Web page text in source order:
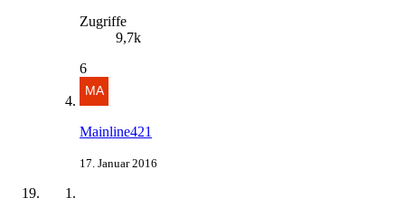
Zugriffe
9,7k
6
Mainline421
17. Januar 2016